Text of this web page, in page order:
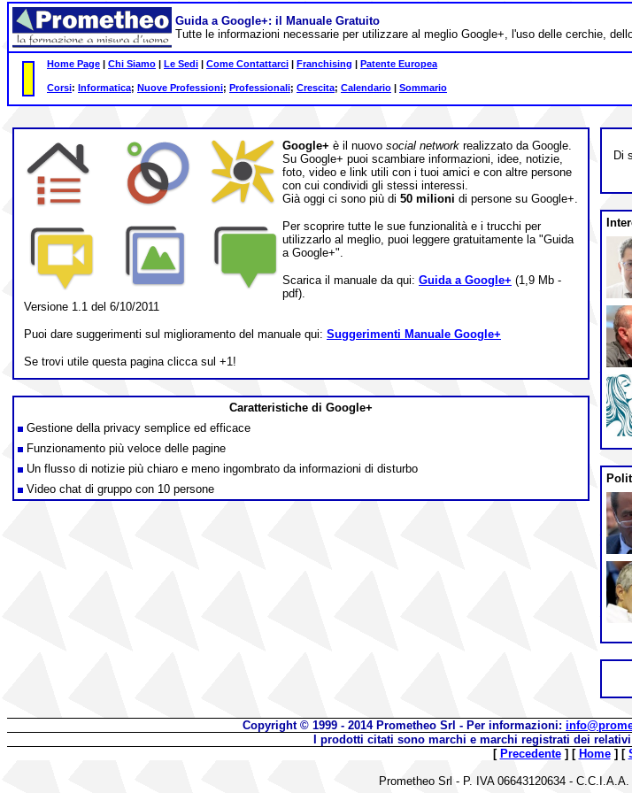
Guida a Google+: il Manuale Gratuito
Tutte le informazioni necessarie per utilizzare al meglio Google+, l'uso delle cerchie,
Home Page | Chi Siamo | Le Sedi | Come Contattarci | Franchising | Patente Europea
Corsi: Informatica; Nuove Professioni; Professionali; Crescita; Calendario | Sommario
Google+ è il nuovo social network realizzato da Google.
Su Google+ puoi scambiare informazioni, idee, notizie,
foto, video e link utili con i tuoi amici e con altre persone
con cui condividi gli stessi interessi.
Già oggi ci sono più di 50 milioni di persone su Google+.
Per scoprire tutte le sue funzionalità e i trucchi per
utilizzarlo al meglio, puoi leggere gratuitamente la "Guida
a Google+".
Scarica il manuale da qui: Guida a Google+ (1,9 Mb -
pdf).
Versione 1.1 del 6/10/2011
Puoi dare suggerimenti sul miglioramento del manuale qui: Suggerimenti Manuale Google+
Se trovi utile questa pagina clicca sul +1!
Caratteristiche di Google+
Gestione della privacy semplice ed efficace
Funzionamento più veloce delle pagine
Un flusso di notizie più chiaro e meno ingombrato da informazioni di disturbo
Video chat di gruppo con 10 persone
Di
Copyright © 1999 - 2014 Prometheo Srl - Per informazioni:
I prodotti citati sono marchi e marchi registrati dei
[ Precedente] [ Home] [
Prometheo Srl - P. IVA 06643120634 -